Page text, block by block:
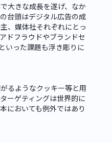
大きな成長を遂げ、なか
台頭はデジタル広告の成
、媒体社それぞれにとっ
ドフラウドやブランドセ
いった課題も浮き彫りに
るようなクッキー等と用
ーゲティングは世界的に
においても例外ではあり